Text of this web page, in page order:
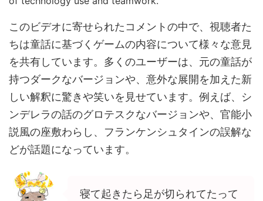
このビデオに寄せられたコメントの中で、視聴者た
ちは童話に基づくゲームの内容について様々な意見
を共有しています。多くのユーザーは、元の童話が
持つダークなバージョンや、意外な展開を加えた新
しい解釈に驚きや笑いを見せています。例えば、シ
ンデレラの話のグロテスクなバージョンや、官能小
説風の座敷わらし、フランケンシュタインの誤解な
どが話題になっています。
寝て起きたら足が切られてたって